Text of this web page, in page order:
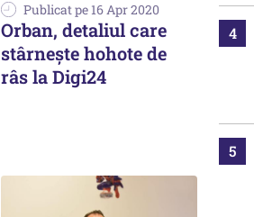
Publicat pe 16 Apr 2020
Orban, detaliul care
stârnește hohote de
râs la Digi24